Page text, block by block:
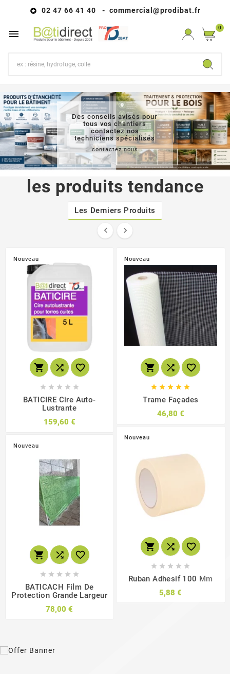
 02 47 66 41 40 - commercial@prodibat.fr

0
Des conseils avisés pour
tous vos chantiers
contactez nos
techniciens spécialisés
contactez nous
les produits tendance
Les Derniers Produits
 
Nouveau
  
    
BATICIRE Cire Auto-
Lustrante
159,60 €
Nouveau
  
    
BATICACH Film De
Protection Grande Largeur
78,00 €
Nouveau
  
    
Trame Façades
46,80 €
Nouveau
  
    
Ruban Adhesif 100 Mm
5,88 €